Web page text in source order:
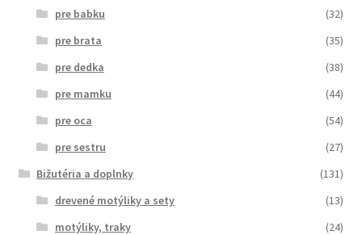
pre babku
(32)
pre brata
(35)
pre dedka
(38)
pre mamku
(44)
pre oca
(54)
pre sestru
(27)
Bižutéria a doplnky
(131)
drevené motýliky a sety
(13)
motýliky, traky
(24)